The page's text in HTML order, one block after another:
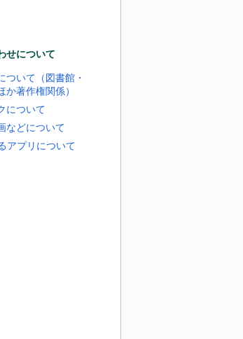
せについて
ついて（図書館・
著作権関係）
について
などについて
アプリについて